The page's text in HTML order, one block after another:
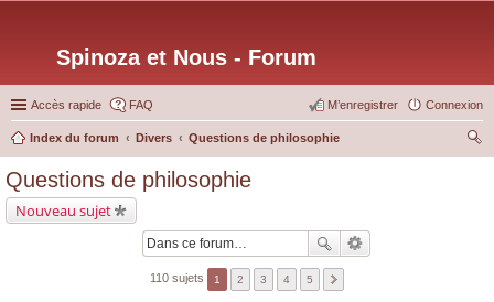
Spinoza et Nous - Forum
Accès rapide FAQ Connexion
M’enregistrer
Index du forum Divers
Questions de philosophie
Questions de philosophie
Nouveau sujet
110 sujets 1 2 3 4 5